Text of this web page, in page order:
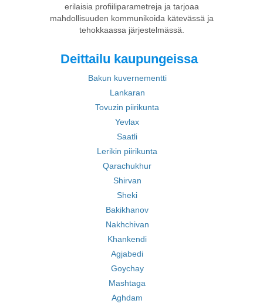
erilaisia profiiliparametreja ja tarjoaa
mahdollisuuden kommunikoida kätevässä ja
tehokkaassa järjestelmässä.
Deittailu kaupungeissa
Bakun kuvernementti
Lankaran
Tovuzin piirikunta
Yevlax
Saatli
Lerikin piirikunta
Qarachukhur
Shirvan
Sheki
Bakikhanov
Nakhchivan
Khankendi
Agjabedi
Goychay
Mashtaga
Aghdam